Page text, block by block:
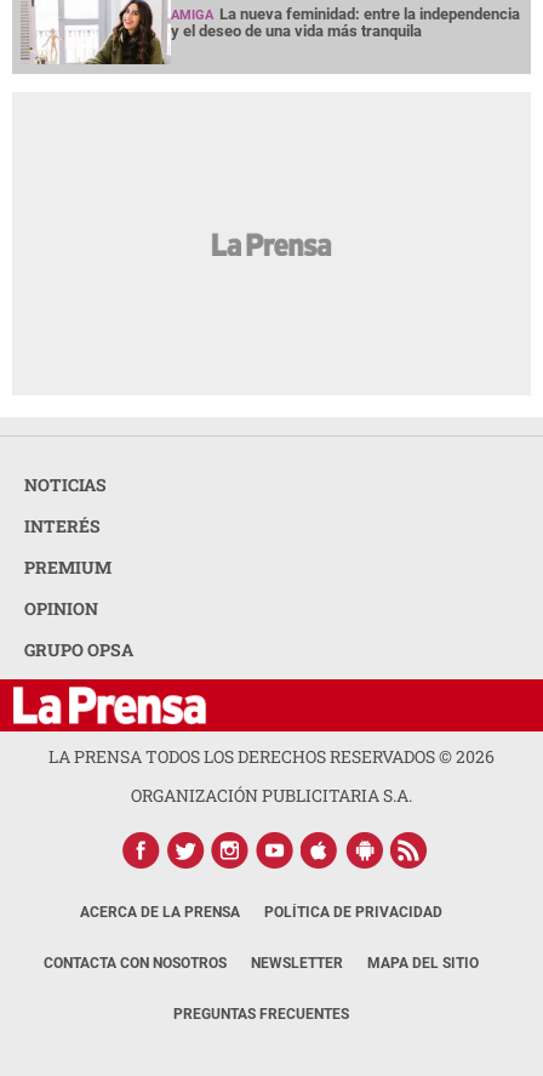
AMIGA La nueva feminidad: entre la independencia
y el deseo de una vida más tranquila
NOTICIAS
INTERÉS
PREMIUM
OPINION
GRUPO OPSA
LA PRENSA TODOS LOS DERECHOS RESERVADOS ©2026
ORGANIZACIÓN PUBLICITARIA S.A.
ACERCA DE LA PRENSA POLÍTICA DE PRIVACIDAD
CONTACTA CON NOSOTROS NEWSLETTER MAPA DEL SITIO
PREGUNTAS FRECUENTES